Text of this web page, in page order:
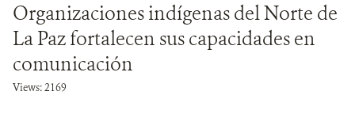
Organizaciones indígenas del Norte de
La Paz fortalecen sus capacidades en
comunicación
Views: 2169